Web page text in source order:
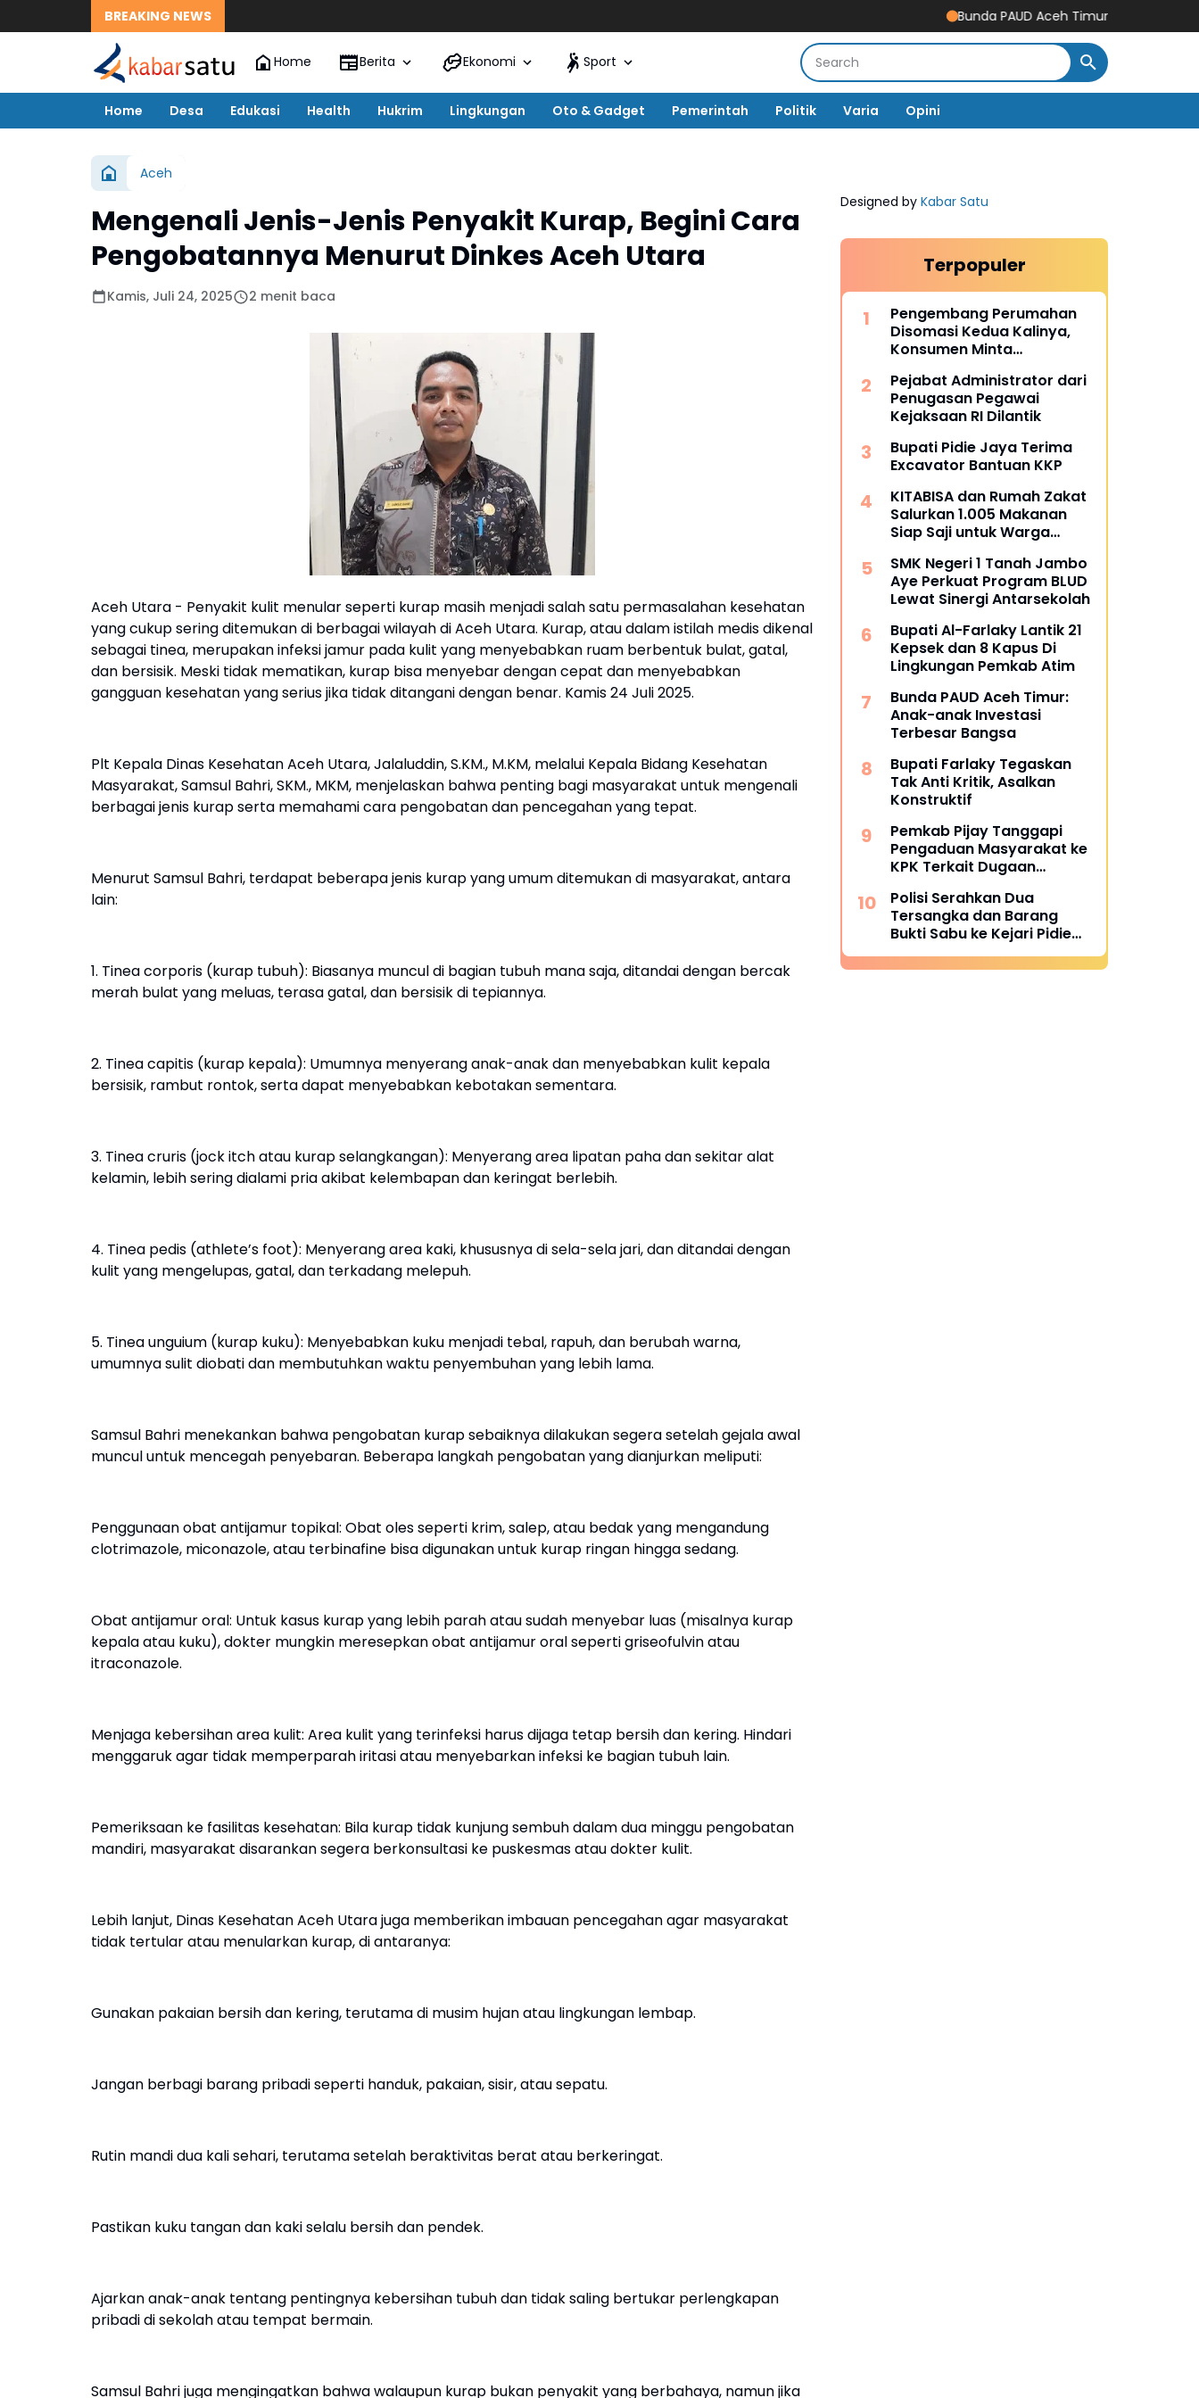
BREAKING NEWS Bunda PAUD Aceh Timur Resmikan Gedung
Home Berita Ekonomi Sport
Home Desa Edukasi Health Hukrim Lingkungan Oto & Gadget Pemerintah Politik Varia Opini
Aceh
Mengenali Jenis-Jenis Penyakit Kurap, Begini Cara
Pengobatannya Menurut Dinkes Aceh Utara
Kamis, Juli 24, 2025 2 menit baca
Aceh Utara - Penyakit kulit menular seperti kurap masih menjadi salah satu permasalahan kesehatan
yang cukup sering ditemukan di berbagai wilayah di Aceh Utara. Kurap, atau dalam istilah medis dikenal
sebagai tinea, merupakan infeksi jamur pada kulit yang menyebabkan ruam berbentuk bulat, gatal,
dan bersisik. Meski tidak mematikan, kurap bisa menyebar dengan cepat dan menyebabkan
gangguan kesehatan yang serius jika tidak ditangani dengan benar. Kamis 24 Juli 2025.
Plt Kepala Dinas Kesehatan Aceh Utara, Jalaluddin, S.KM., M.KM, melalui Kepala Bidang Kesehatan
Masyarakat, Samsul Bahri, SKM., MKM, menjelaskan bahwa penting bagi masyarakat untuk mengenali
berbagai jenis kurap serta memahami cara pengobatan dan pencegahan yang tepat.
Menurut Samsul Bahri, terdapat beberapa jenis kurap yang umum ditemukan di masyarakat, antara
lain:
1. Tinea corporis (kurap tubuh): Biasanya muncul di bagian tubuh mana saja, ditandai dengan bercak
merah bulat yang meluas, terasa gatal, dan bersisik di tepiannya.
2. Tinea capitis (kurap kepala): Umumnya menyerang anak-anak dan menyebabkan kulit kepala
bersisik, rambut rontok, serta dapat menyebabkan kebotakan sementara.
3. Tinea cruris (jock itch atau kurap selangkangan): Menyerang area lipatan paha dan sekitar alat
kelamin, lebih sering dialami pria akibat kelembapan dan keringat berlebih.
4. Tinea pedis (athlete’s foot): Menyerang area kaki, khususnya di sela-sela jari, dan ditandai dengan
kulit yang mengelupas, gatal, dan terkadang melepuh.
5. Tinea unguium (kurap kuku): Menyebabkan kuku menjadi tebal, rapuh, dan berubah warna,
umumnya sulit diobati dan membutuhkan waktu penyembuhan yang lebih lama.
Samsul Bahri menekankan bahwa pengobatan kurap sebaiknya dilakukan segera setelah gejala awal
muncul untuk mencegah penyebaran. Beberapa langkah pengobatan yang dianjurkan meliputi:
Penggunaan obat antijamur topikal: Obat oles seperti krim, salep, atau bedak yang mengandung
clotrimazole, miconazole, atau terbinafine bisa digunakan untuk kurap ringan hingga sedang.
Obat antijamur oral: Untuk kasus kurap yang lebih parah atau sudah menyebar luas (misalnya kurap
kepala atau kuku), dokter mungkin meresepkan obat antijamur oral seperti griseofulvin atau
itraconazole.
Menjaga kebersihan area kulit: Area kulit yang terinfeksi harus dijaga tetap bersih dan kering. Hindari
menggaruk agar tidak memperparah iritasi atau menyebarkan infeksi ke bagian tubuh lain.
Pemeriksaan ke fasilitas kesehatan: Bila kurap tidak kunjung sembuh dalam dua minggu pengobatan
mandiri, masyarakat disarankan segera berkonsultasi ke puskesmas atau dokter kulit.
Lebih lanjut, Dinas Kesehatan Aceh Utara juga memberikan imbauan pencegahan agar masyarakat
tidak tertular atau menularkan kurap, di antaranya:
Gunakan pakaian bersih dan kering, terutama di musim hujan atau lingkungan lembap.
Jangan berbagi barang pribadi seperti handuk, pakaian, sisir, atau sepatu.
Rutin mandi dua kali sehari, terutama setelah beraktivitas berat atau berkeringat.
Pastikan kuku tangan dan kaki selalu bersih dan pendek.
Ajarkan anak-anak tentang pentingnya kebersihan tubuh dan tidak saling bertukar perlengkapan
pribadi di sekolah atau tempat bermain.
Samsul Bahri juga mengingatkan bahwa walaupun kurap bukan penyakit yang berbahaya, namun jika
Designed by Kabar Satu
Terpopuler
Pengembang Perumahan
Disomasi Kedua Kalinya,
Konsumen Minta
Juta
Pejabat Administrator dari
Penugasan Pegawai
Kejaksaan RI Dilantik
Bupati Pidie Jaya Terima
Excavator Bantuan KKP
KITABISA dan Rumah Zakat
Salurkan 1.005 Makanan
Siap Saji untuk Warga
SMK Negeri 1 Tanah Jambo
Aye Perkuat Program BLUD
Lewat Sinergi Antarsekolah
Bupati Al-Farlaky Lantik 21
Kepsek dan 8 Kapus Di
Lingkungan Pemkab Atim
Bunda PAUD Aceh Timur:
Anak-anak Investasi
Terbesar Bangsa
Bupati Farlaky Tegaskan
Tak Anti Kritik, Asalkan
Konstruktif
Pemkab Pijay Tanggapi
Pengaduan Masyarakat ke
KPK Terkait Dugaan
Persen
Polisi Serahkan Dua
Tersangka dan Barang
Bukti Sabu ke Kejari Pidie
Jaya